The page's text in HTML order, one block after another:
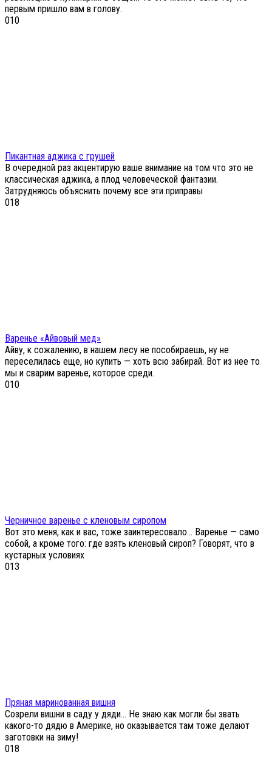
первым пришло вам в голову.
010
Пикантная аджика с грушей
В очередной раз акцентирую ваше внимание на том что это не
классическая аджика, а плод человеческой фантазии.
Затрудняюсь объяснить почему все эти приправы
018
Варенье «Айвовый мед»
Айву, к сожалению, в нашем лесу не пособираешь, ну не
переселилась еще, но купить — хоть всю забирай. Вот из нее то
мы и сварим варенье, которое среди.
010
Черничное варенье с кленовым сиропом
Вот это меня, как и вас, тоже заинтересовало… Варенье — само
собой, а кроме того: где взять кленовый сироп? Говорят, что в
кустарных условиях
013
Пряная маринованная вишня
Созрели вишни в саду у дяди… Не знаю как могли бы звать
какого-то дядю в Америке, но оказывается там тоже делают
заготовки на зиму!
018